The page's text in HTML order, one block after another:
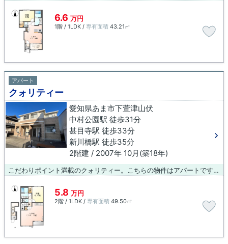
6.6 万円
1階 / 1LDK / 専有面積 43.21㎡
アパート
クォリティー
愛知県あま市下萱津山伏
中村公園駅 徒歩31分
甚目寺駅 徒歩33分
新川橋駅 徒歩35分
2階建 / 2007年 10月(築18年)
こだわりポイント満載のクォリティー。こちらの物件はアパートです。ブルーボックス 稲沢支店へご来店いただく際には、0587-23-0015までお電話ください。お部屋の内覧などのご予約も承っております。
5.8 万円
2階 / 1LDK / 専有面積 49.50㎡